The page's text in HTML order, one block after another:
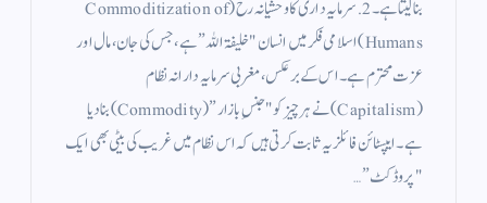
بنا لیتا ہے۔ ​2. سرمایہ داری کا وحشیانہ رخ (Commoditization of
Humans) ​اسلامی فکر میں انسان "خلیفۃ اللہ” ہے، جس کی جان، مال اور
عزت محترم ہے۔ اس کے برعکس، مغربی سرمایہ دارانہ نظام
(Capitalism) نے ہر چیز کو "جنسِ بازار” (Commodity) بنا دیا
ہے۔​ایپسٹائن فائلز یہ ثابت کرتی ہیں کہ اس نظام میں غریب کی بیٹی بھی ایک
"پروڈکٹ”…